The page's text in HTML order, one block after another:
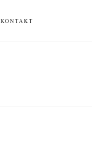
KONTAKT